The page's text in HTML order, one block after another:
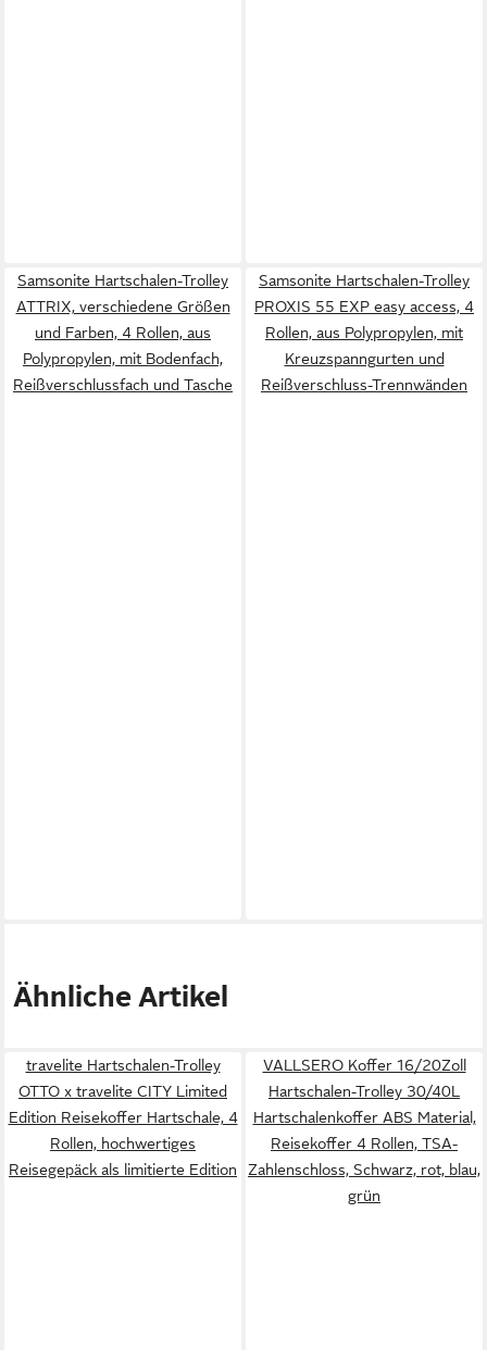
Samsonite Hartschalen-Trolley
ATTRIX, verschiedene Größen
und Farben, 4 Rollen, aus
Polypropylen, mit Bodenfach,
Reißverschlussfach und Tasche
Samsonite Hartschalen-Trolley
PROXIS 55 EXP easy access, 4
Rollen, aus Polypropylen, mit
Kreuzspanngurten und
Reißverschluss-Trennwänden
Ähnliche Artikel
travelite Hartschalen-Trolley
OTTO x travelite CITY Limited
Edition Reisekoffer Hartschale, 4
Rollen, hochwertiges
Reisegepäck als limitierte Edition
VALLSERO Koffer 16/20Zoll
Hartschalen-Trolley 30/40L
Hartschalenkoffer ABS Material,
Reisekoffer 4 Rollen, TSA-
Zahlenschloss, Schwarz, rot, blau,
grün